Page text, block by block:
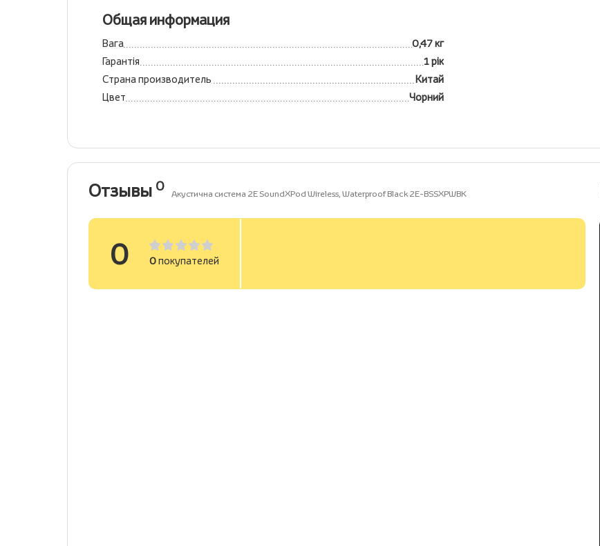
Общая информация
Вага
0,47 кг
Гарантія
1 рік
Страна производитель
Китай
Цвет
Чорний
Отзывы 0 Акустична система 2E SoundXPod Wireless, Waterproof Black 2E-BSSXPWBK
0 0покупателей